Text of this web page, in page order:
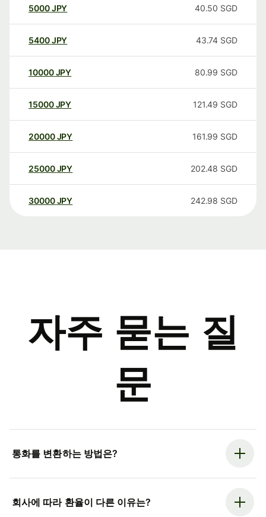
5000JPY 40.50 SGD
5400JPY 43.74 SGD
10000 JPY 80.99 SGD
15000 JPY 121.49 SGD
20000 JPY 161.99 SGD
25000 JPY 202.48 SGD
30000 JPY 242.98 SGD
자주 묻는 질
문
통화를 변환하는 방법은?
회사에 따라 환율이 다른 이유는?